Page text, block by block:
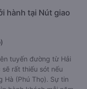
hành tại Nút giao
tuyến đường từ Hải
rất thiếu sót nếu
Hà (Phú Thọ). Sự tin